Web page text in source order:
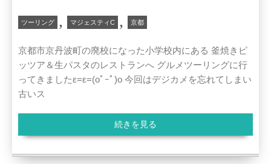
ツーリング , マジェスティC , 京都
京都市京丹波町の廃校になった小学校内にある 釜焼きピ
ッツア＆生パスタのレストランへ グルメツーリングに行
ってきましたε=ε=(oﾟｰﾟ)o 今回はデジカメを忘れてしまい
古いス
続きを見る